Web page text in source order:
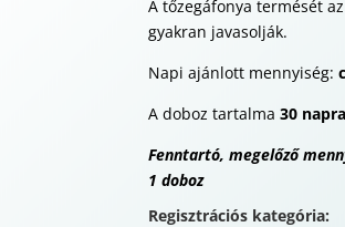
A tőzegáfonya termését
gyakran javasolják.
Napi ajánlott mennyiség:
A doboz tartalma30
Fenntartó, megelőző
1 doboz
Regisztrációs kategória: